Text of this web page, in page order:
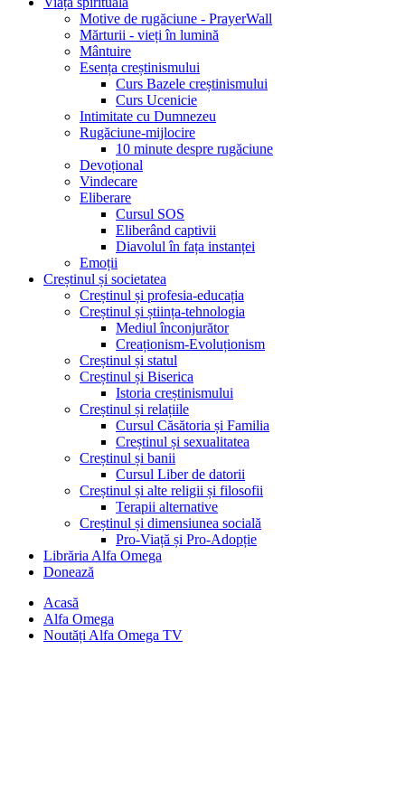
Motive de rugăciune - PrayerWall
Mărturii - vieți în lumină
Mântuire
Esența creștinismului
Curs Bazele creștinismului
Curs Ucenicie
Intimitate cu Dumnezeu
Rugăciune-mijlocire
10 minute despre rugăciune
Devoțional
Vindecare
Eliberare
Cursul SOS
Eliberând captivii
Diavolul în fața instanței
Emoții
Creștinul și societatea
Creștinul și profesia-educația
Creștinul și știința-tehnologia
Mediul înconjurător
Creaționism-Evoluționism
Creștinul și statul
Creștinul și Biserica
Istoria creștinismului
Creștinul și relațiile
Cursul Căsătoria și Familia
Creștinul și sexualitatea
Creștinul și banii
Cursul Liber de datorii
Creștinul și alte religii și filosofii
Terapii alternative
Creștinul și dimensiunea socială
Pro-Viață și Pro-Adopție
Librăria Alfa Omega
Donează
Acasă
Alfa Omega
Noutăți Alfa Omega TV